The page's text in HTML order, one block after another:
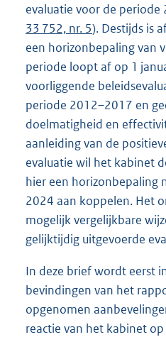
evaluatie voor de
33 752, nr. 5). Destijds is
een horizonbepaling van
periode loopt af op 1
voorliggende
periode 2012–2017 en
doelmatigheid en
aanleiding van de
evaluatie wil het kabinet
hier een horizonbepaling
2024 aan koppelen. Het
mogelijk vergelijkbare
gelijktijdig uitgevoerde
In deze brief wordt eerst
bevindingen van het
opgenomen
reactie van het kabinet